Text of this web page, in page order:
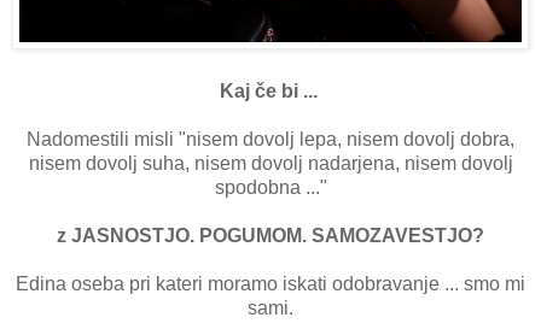
Kaj če bi ...
Nadomestili misli "nisem dovolj lepa, nisem dovolj dobra,
nisem dovolj suha, nisem dovolj nadarjena, nisem dovolj
spodobna ..."
z JASNOSTJO. POGUMOM. SAMOZAVESTJO?
Edina oseba pri kateri moramo iskati odobravanje ... smo mi
sami.